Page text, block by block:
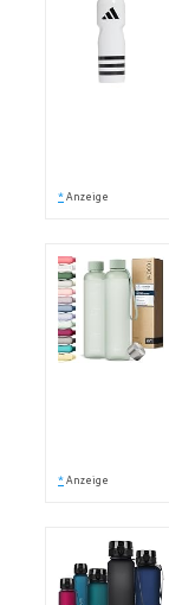
* Anzeige
* Anzeige